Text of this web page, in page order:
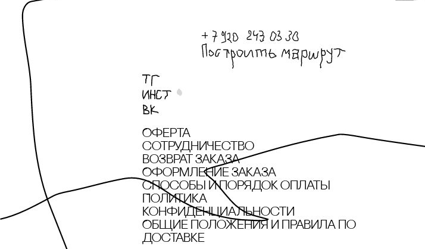
pole concept store
pole concept store
pole concept store
x Дарья Фетисова
pole concept store
x Саша Эпштейн
POLYA STUDIO
Оферта
сотрудничество
Возврат заказа
Оформление заказа
cпособы и порядок оплаты
Политика
конфиденциальности
Общие положения и правила по
доставке